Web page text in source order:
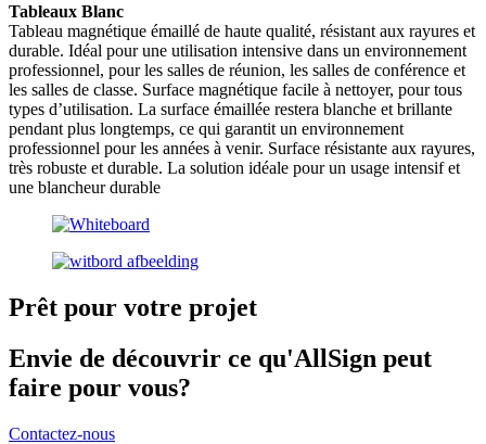
Tableaux Blanc
Tableau magnétique émaillé de haute qualité, résistant aux rayures et
durable. Idéal pour une utilisation intensive dans un environnement
professionnel, pour les salles de réunion, les salles de conférence et
les salles de classe. Surface magnétique facile à nettoyer, pour tous
types d’utilisation. La surface émaillée restera blanche et brillante
pendant plus longtemps, ce qui garantit un environnement
professionnel pour les années à venir. Surface résistante aux rayures,
très robuste et durable. La solution idéale pour un usage intensif et
une blancheur durable
Prêt pour votre projet
Envie de découvrir ce qu'AllSign peut
faire pour vous?
Contactez-nous